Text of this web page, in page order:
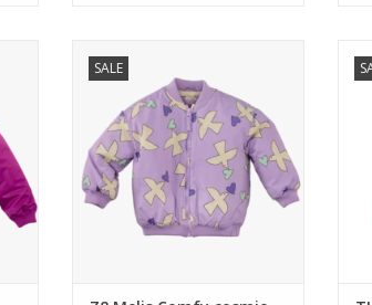
SALE
TOEVOEGEN AAN WINKELWAGEN